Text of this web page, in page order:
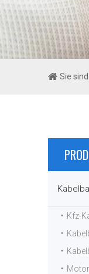
Sie
Kfz-